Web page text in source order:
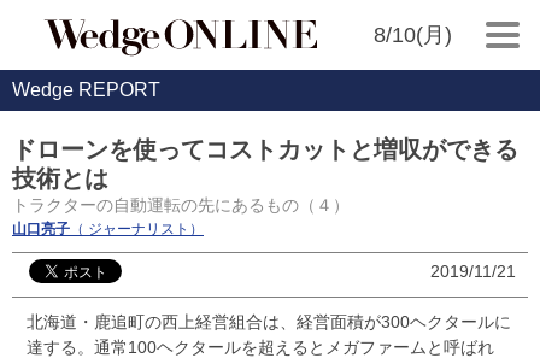
8/10(月)
Wedge REPORT
ドローンを使ってコストカットと増収ができる
技術とは
トラクターの自動運転の先にあるもの（４）
山口亮子 （ ジャーナリスト）
2019/11/21
北海道・鹿追町の西上経営組合は、経営面積が300ヘクタールに
達する。通常100ヘクタールを超えるとメガファームと呼ばれ